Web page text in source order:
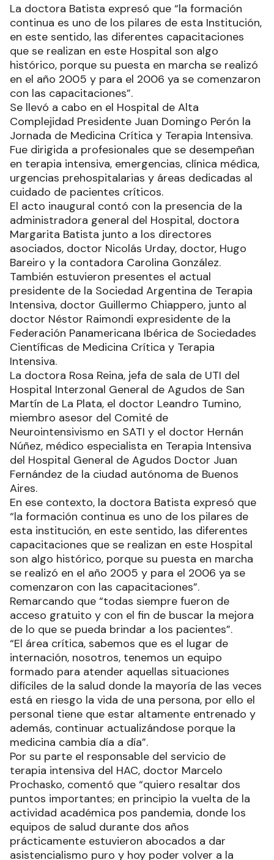
La doctora Batista expresó que “la formación
continua es uno de los pilares de esta Institución,
en este sentido, las diferentes capacitaciones
que se realizan en este Hospital son algo
histórico, porque su puesta en marcha se realizó
en el año 2005 y para el 2006 ya se comenzaron
con las capacitaciones”.
Se llevó a cabo en el Hospital de Alta
Complejidad Presidente Juan Domingo Perón la
Jornada de Medicina Crítica y Terapia Intensiva.
Fue dirigida a profesionales que se desempeñan
en terapia intensiva, emergencias, clínica médica,
urgencias prehospitalarias y áreas dedicadas al
cuidado de pacientes críticos.
El acto inaugural contó con la presencia de la
administradora general del Hospital, doctora
Margarita Batista junto a los directores
asociados, doctor Nicolás Urday, doctor, Hugo
Bareiro y la contadora Carolina González.
También estuvieron presentes el actual
presidente de la Sociedad Argentina de Terapia
Intensiva, doctor Guillermo Chiappero, junto al
doctor Néstor Raimondi expresidente de la
Federación Panamericana Ibérica de Sociedades
Científicas de Medicina Crítica y Terapia
Intensiva.
La doctora Rosa Reina, jefa de sala de UTI del
Hospital Interzonal General de Agudos de San
Martín de La Plata, el doctor Leandro Tumino,
miembro asesor del Comité de
Neurointensivismo en SATI y el doctor Hernán
Núñez, médico especialista en Terapia Intensiva
del Hospital General de Agudos Doctor Juan
Fernández de la ciudad autónoma de Buenos
Aires.
En ese contexto, la doctora Batista expresó que
“la formación continua es uno de los pilares de
esta institución, en este sentido, las diferentes
capacitaciones que se realizan en este Hospital
son algo histórico, porque su puesta en marcha
se realizó en el año 2005 y para el 2006 ya se
comenzaron con las capacitaciones”.
Remarcando que “todas siempre fueron de
acceso gratuito y con el fin de buscar la mejora
de lo que se pueda brindar a los pacientes”.
“El área crítica, sabemos que es el lugar de
internación, nosotros, tenemos un equipo
formado para atender aquellas situaciones
difíciles de la salud donde la mayoría de las veces
está en riesgo la vida de una persona, por ello el
personal tiene que estar altamente entrenado y
además, continuar actualizándose porque la
medicina cambia día a día”.
Por su parte el responsable del servicio de
terapia intensiva del HAC, doctor Marcelo
Prochasko, comentó que “quiero resaltar dos
puntos importantes; en principio la vuelta de la
actividad académica pos pandemia, donde los
equipos de salud durante dos años
prácticamente estuvieron abocados a dar
asistencialismo puro y hoy poder volver a la